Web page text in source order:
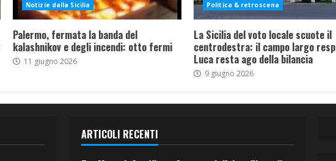
Notizie dalla Sicilia
Palermo, fermata la banda del
kalashnikov e degli incendi: otto fermi
11 giugno 2026
Politica & retroscena
La Sicilia del voto locale scuote il
centrodestra: il campo largo
Luca resta ago della bilancia
9 giugno 2026
ARTICOLI RECENTI